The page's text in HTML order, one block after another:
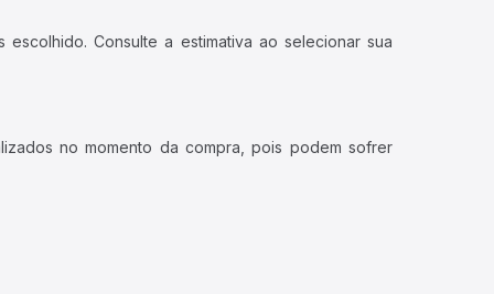
Consulte a estimativa ao selecionar sua
no momento da compra, pois podem sofrer